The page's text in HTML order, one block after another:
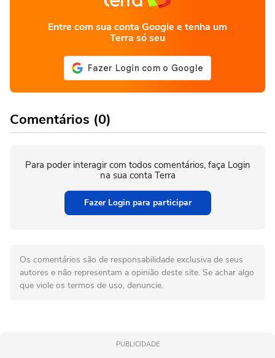
Entre com sua conta Google e tenha um
Terra só seu
Comentários (0)
Para poder interagir com todos comentários, faça Login
na sua conta Terra
Fazer Login para participar
Os comentários são de responsabilidade exclusiva de seus
autores e não representam a opinião deste site. Se achar algo
que viole os termos de uso, denuncie.
PUBLICIDADE